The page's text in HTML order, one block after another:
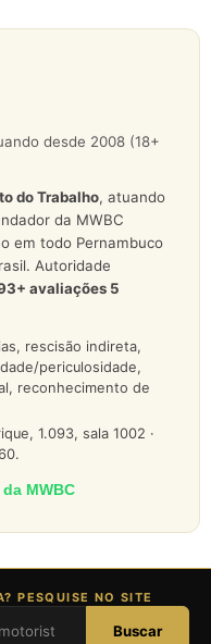
desde 2008 (18+
do Trabalho, atuando
da MWBC
em todo Pernambuco
Autoridade
+ avaliações 5
rescisão indireta,
periculosidade,
reconhecimento de
1.093, sala 1002 ·
MWBC
PESQUISE NO SITE
Buscar